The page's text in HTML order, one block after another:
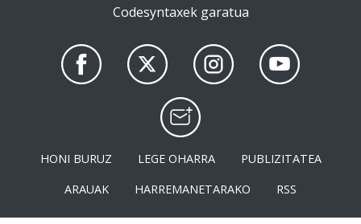
Codesyntaxek garatua
HONI BURUZ LEGE OHARRA
PUBLIZITATEA
ARAUAK
HARREMANETARAKO RSS